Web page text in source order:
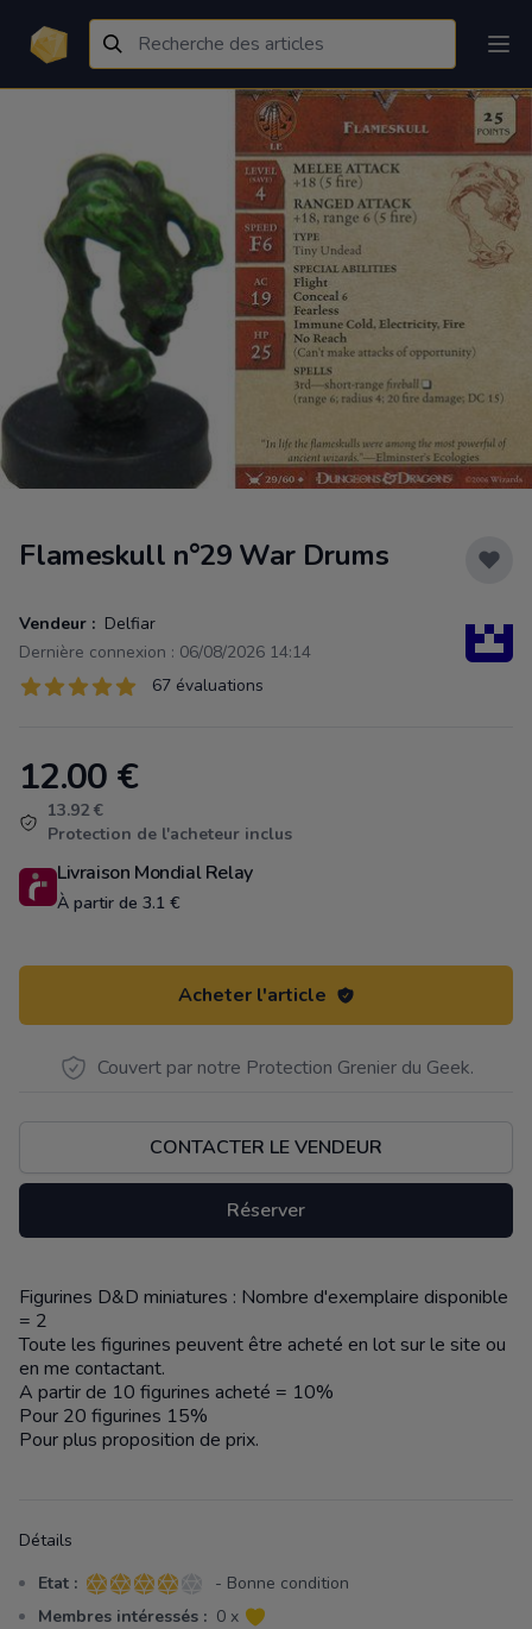
Flameskull n°29 War Drums
Vendeur : Delfiar
Dernière connexion : 06/08/2026 14:14
Évaluations
67 sur 5 étoiles 67 évaluations
Product information
12.00 €
13.92 €
Protection de l'acheteur inclus
Livraison Mondial Relay
À partir de 3.1 €
Acheter l'article
Couvert par notre Protection Grenier du Geek.
CONTACTER LE VENDEUR
Réserver
Description
Figurines D&D miniatures : Nombre d'exemplaire disponible
= 2
Toute les figurines peuvent être acheté en lot sur le site ou
en me contactant.
A partir de 10 figurines acheté = 10%
Pour 20 figurines 15%
Pour plus proposition de prix.
Détails
Etat : 4 sur 5 étoiles
- Bonne condition
Membres intéressés : 0 x